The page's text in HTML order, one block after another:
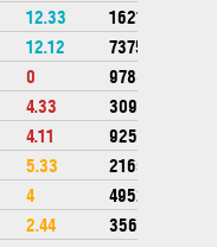
12.33
1621760
12.12
737564
0
978832
4.33
309800
4.11
92504
5.33
216539
4
495282
2.44
356430